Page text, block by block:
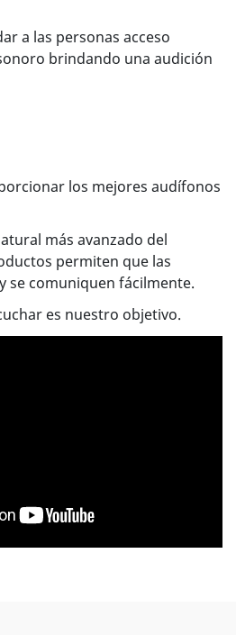
a las personas acceso
brindando una audición
los mejores audífonos
más avanzado del
permiten que las
se comuniquen fácilmente.
es nuestro objetivo.